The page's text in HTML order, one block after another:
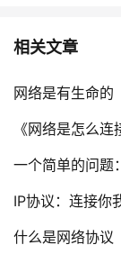
相关文章
网络是有生命的
《网络是怎么
一个简单的问题
IP协议：连接你
什么是网络协议